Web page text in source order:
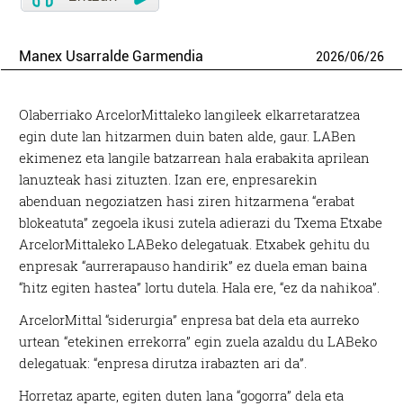
Manex Usarralde Garmendia 2026/06/26
Olaberriako ArcelorMittaleko langileek elkarretaratzea
egin dute lan hitzarmen duin baten alde, gaur. LABen
ekimenez eta langile batzarrean hala erabakita aprilean
lanuzteak hasi zituzten. Izan ere, enpresarekin
abenduan negoziatzen hasi ziren hitzarmena “erabat
blokeatuta” zegoela ikusi zutela adierazi du Txema Etxabe
ArcelorMittaleko LABeko delegatuak. Etxabek gehitu du
enpresak “aurrerapauso handirik” ez duela eman baina
“hitz egiten hastea” lortu dutela. Hala ere, “ez da nahikoa”.
ArcelorMittal “siderurgia” enpresa bat dela eta aurreko
urtean “etekinen errekorra” egin zuela azaldu du LABeko
delegatuak: “enpresa dirutza irabazten ari da”.
Horretaz aparte, egiten duten lana “gogorra” dela eta